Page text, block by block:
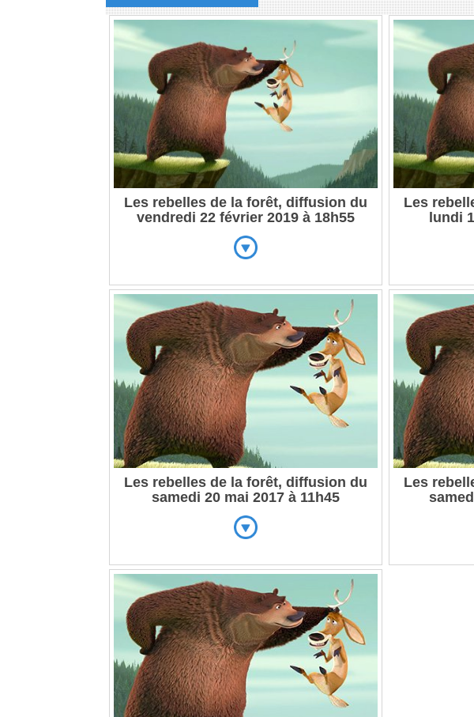
Les rebelles de la forêt, diffusion du
vendredi 22 février 2019 à 18h55
Les
lundi
Les rebelles de la forêt, diffusion du
samedi 20 mai 2017 à 11h45
Les